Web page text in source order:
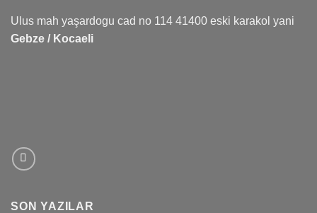
Ulus mah yaşardogu cad no 114 41400 eski karakol yani
Gebze / Kocaeli
SON YAZILAR